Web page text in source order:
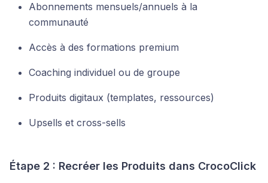
Abonnements mensuels/annuels à la
communauté
Accès à des formations premium
Coaching individuel ou de groupe
Produits digitaux (templates, ressources)
Upsells et cross-sells
Étape 2 : Recréer les Produits dans CrocoClick